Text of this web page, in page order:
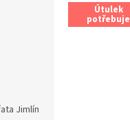
Jimlín
Útulek
potřebuje